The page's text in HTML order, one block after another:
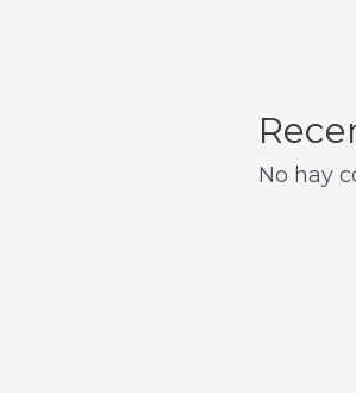
No hay